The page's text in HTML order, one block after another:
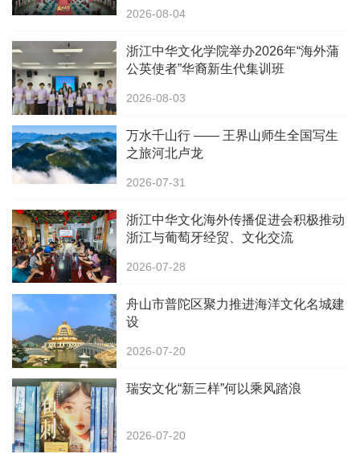
2026-08-04
浙江中华文化学院举办2026年“海外蒲
公英使者”华裔新生代集训班
2026-08-03
万水千山行 —— 王界山师生全国写生
之旅河北卢龙
2026-07-31
浙江中华文化海外传播促进会积极推动
浙江与葡萄牙经贸、文化交流
2026-07-28
舟山市普陀区聚力推进海洋文化名城建
设
2026-07-20
瑞安文化“新三样”何以乘风踏浪
2026-07-20